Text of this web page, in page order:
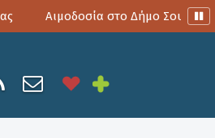
Αιμοδοσία στο Δήμο Σουλίου